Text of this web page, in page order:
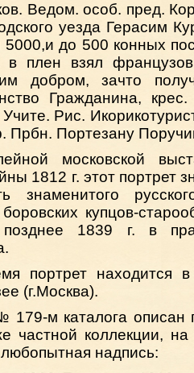
Ведом. особ. пред.
уезда Герасим
до 500 конных
в плен взял
добром, зачто
Гражданина,
Рис.
Прбн. Портезану
московской
1812 г. этот портрет
знаменитого
купцов-
1839 г. в
портрет находится в
(г.Москва).
м каталога описан
частной коллекции, на
надпись: